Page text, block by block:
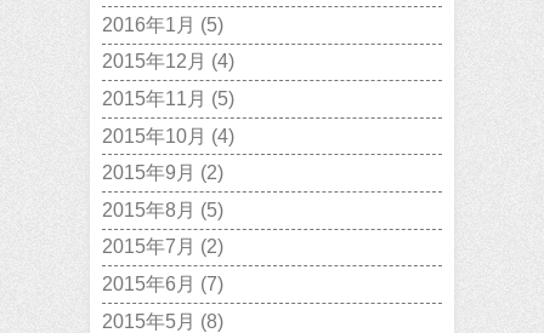
2016年1月 (5)
2015年12月 (4)
2015年11月 (5)
2015年10月 (4)
2015年9月 (2)
2015年8月 (5)
2015年7月 (2)
2015年6月 (7)
2015年5月 (8)